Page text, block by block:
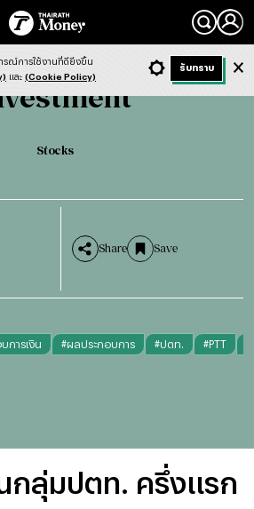
Search
Investment Stocks
Stocks
Share Save
การเงิน #ผลประกอบการ #ปตท. #PTT
กลุ่มปตท. ครึ่งแรก
ก Dark ฟังข่าว
รณ์การใช้งานที่ดียิ่งขึ้น
และ (Cookie Policy)
รับทราบ